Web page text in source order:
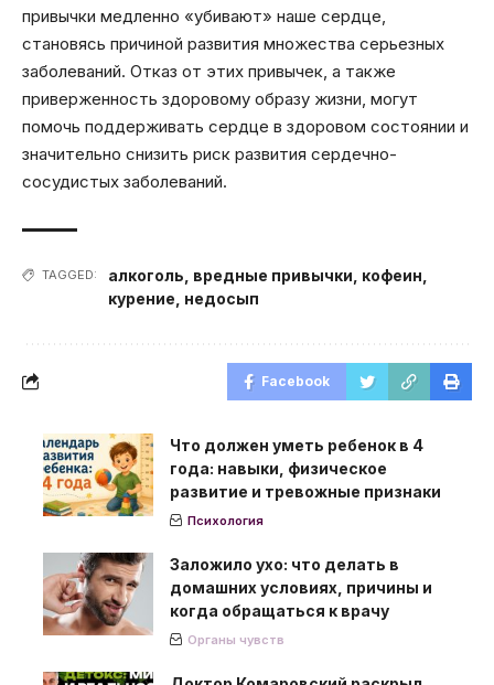
привычки медленно «убивают» наше сердце,
становясь причиной развития множества серьезных
заболеваний. Отказ от этих привычек, а также
приверженность здоровому образу жизни, могут
помочь поддерживать сердце в здоровом состоянии и
значительно снизить риск развития сердечно-
сосудистых заболеваний.
TAGGED: алкоголь вредные привычки кофеин
курение недосып
Facebook
Что должен уметь ребенок в 4
года: навыки, физическое
развитие и тревожные признаки
Психология
Заложило ухо: что делать в
домашних условиях, причины и
когда обращаться к врачу
Органы чувств